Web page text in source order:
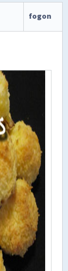
fogon